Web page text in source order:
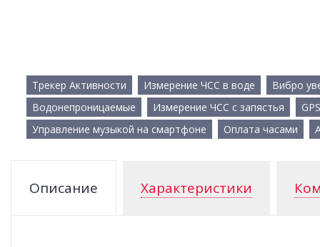
Трекер Активности Измерение ЧСС в воде
Вибро
Водонепроницаемые
Измерение ЧСС с запястья
GPS
Управление музыкой на смартфоне
Оплата часами
Описание Характеристики